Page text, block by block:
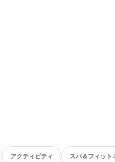
アクティビティ スパ＆フィット